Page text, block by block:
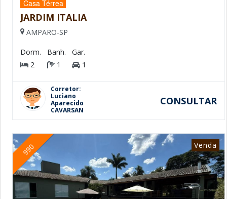
Casa Térrea
JARDIM ITALIA
AMPARO-SP
Dorm.
2
Banh.
1
Gar.
1
Corretor:
Luciano
Aparecido
CAVARSAN
CONSULTAR
990 Venda